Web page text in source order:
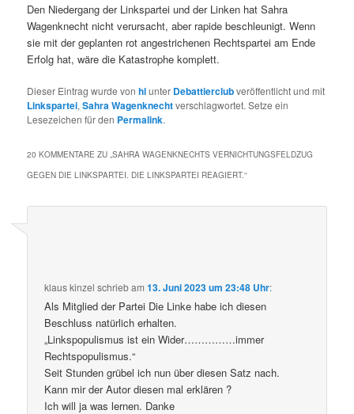
Den Niedergang der Linkspartei und der Linken hat Sahra
Wagenknecht nicht verursacht, aber rapide beschleunigt. Wenn
sie mit der geplanten rot angestrichenen Rechtspartei am Ende
Erfolg hat, wäre die Katastrophe komplett.
Dieser Eintrag wurde vonhlunter Debattierclubveröffentlicht und mit
Linkspartei,Sahra Wagenknechtverschlagwortet. Setze ein
Lesezeichen für den Permalink.
20 KOMMENTARE ZU „SAHRA WAGENKNECHTS VERNICHTUNGSFELDZUG
GEGEN DIE LINKSPARTEI. DIE LINKSPARTEI REAGIERT.“
klaus kinzel schriebam13. Juni 2023 um 23:48 Uhr:
Als Mitglied der Partei Die Linke habe ich diesen
Beschluss natürlich erhalten.
„Linkspopulismus ist ein Wider……………immer
Rechtspopulismus.“
Seit Stunden grübel ich nun über diesen Satz nach.
Kann mir der Autor diesen mal erklären ?
Ich will ja was lernen. Danke